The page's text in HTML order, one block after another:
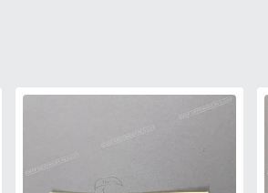
Satisfaction garantie :
Choisir des
de couleur, offrant un résultat